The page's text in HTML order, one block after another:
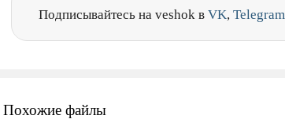
Подписывайтесь на veshok в VK, Telegram
Похожие файлы